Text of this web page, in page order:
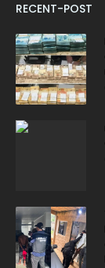
RECENT-POST